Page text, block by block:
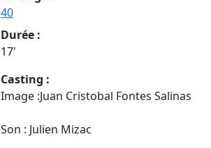
40
Durée :
17'
Casting :
Image :Juan Cristobal Fontes Salinas
Son : Julien Mizac